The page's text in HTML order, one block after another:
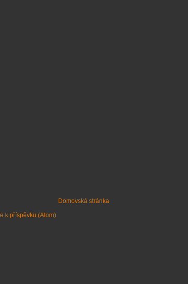
Domovská stránka
k příspěvku (Atom)